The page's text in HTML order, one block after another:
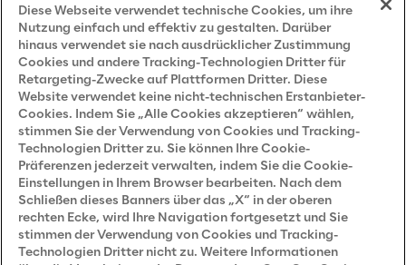
Impressum
Privacy and Legal
Datenschutz- und Cookie Richtlinie
Datenschutzhinweis(Bewerber)
Datenschutzhinweis (Kunden)
Datenschutzhinweis(Dienstleister)
Datenschutzhinweis(Marketing)
Diese Webseite verwendet technische Cookies, um ihre
Nutzung einfach und effektiv zu gestalten. Darüber
hinaus verwendet sie nach ausdrücklicher Zustimmung
Cookies und andere Tracking-Technologien Dritter für
Retargeting-Zwecke auf Plattformen Dritter. Diese
Website verwendet keine nicht-technischen Erstanbieter-
Cookies. Indem Sie „Alle Cookies akzeptieren“ wählen,
stimmen Sie der Verwendung von Cookies und Tracking-
Technologien Dritter zu. Sie können Ihre Cookie-
Präferenzen jederzeit verwalten, indem Sie die Cookie-
Einstellungen in Ihrem Browser bearbeiten. Nach dem
Schließen dieses Banners über das „X“ in der oberen
rechten Ecke, wird Ihre Navigation fortgesetzt und Sie
stimmen der Verwendung von Cookies und Tracking-
Technologien Dritter nicht zu. Weitere Informationen